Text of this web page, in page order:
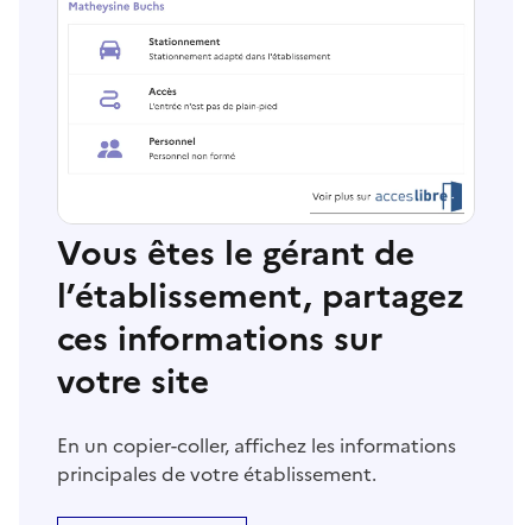
Vous êtes le gérant de
l’établissement, partagez
ces informations sur
votre site
En un copier-coller, affichez les informations
principales de votre établissement.